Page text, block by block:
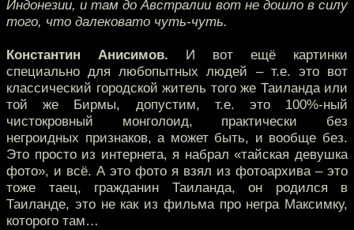
Индонезии, и там до Австралии вот не дошло в силу
того, что далековато чуть-чуть.
Константин Анисимов. И вот ещё картинки
специально для любопытных людей – т.е. это вот
классический городской житель того же Таиланда или
той же Бирмы, допустим, т.е. это 100%-ный
чистокровный монголоид, практически без
негроидных признаков, а может быть, и вообще без.
Это просто из интернета, я набрал «тайская девушка
фото», и всё. А это фото я взял из фотоархива – это
тоже таец, гражданин Таиланда, он родился в
Таиланде, это не как из фильма про негра Максимку,
которого там…